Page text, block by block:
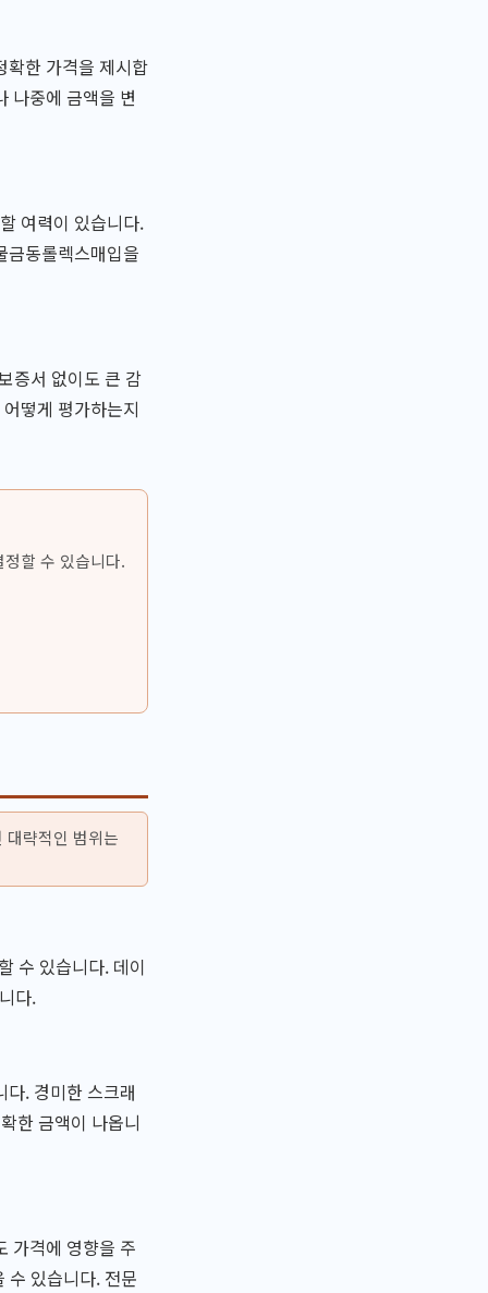
확한 가격을 제시합
나중에 금액을 변
여력이 있습니다.
금동롤렉스매입을
증서 없이도 큰 감
떻게 평가하는지
할 수 있습니다.
대략적인 범위는
수 있습니다. 데이
다.
. 경미한 스크래
한 금액이 나옵니
가격에 영향을 주
수 있습니다. 전문